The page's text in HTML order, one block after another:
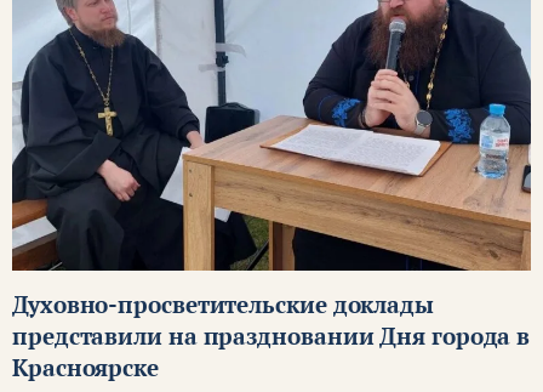
Духовно-просветительские доклады
представили на праздновании Дня города в
Красноярске